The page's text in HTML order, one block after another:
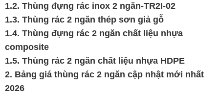
1.2. Thùng đựng rác inox 2 ngăn-TR2I-02
1.3. Thùng rác 2 ngăn thép sơn giả gỗ
1.4. Thùng đựng rác 2 ngăn chất liệu nhựa
composite
1.5. Thùng rác 2 ngăn chất liệu nhựa HDPE
2. Bảng giá thùng rác 2 ngăn cập nhật mới nhất
2026